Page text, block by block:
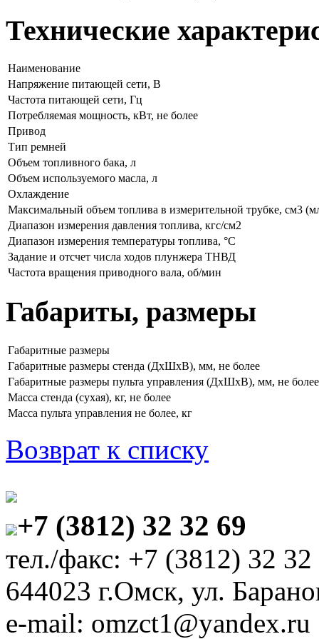
Технические
Наименование
Напряжение питающей сети, В
Частота питающей сети, Гц
Потребляемая мощность, кВт, не более
Привод
Тип ремней
Объем топливного бака, л
Объем используемого масла, л
Охлаждение
Максимальный объем топлива в измерительной трубке, см3
Диапазон измерения давления топлива, кгс/см2
Диапазон измерения температуры топлива, °С
Задание и отсчет числа ходов плунжера ТНВД
Частота вращения приводного вала, об/мин
Габариты, размеры
Габаритные размеры
Габаритные размеры стенда (ДхШхВ), мм, не более
Габаритные размеры пульта управления (ДхШхВ), мм, не более
Масса стенда (сухая), кг, не более
Масса пульта управления не более, кг
Возврат к списку
+7 (3812) 32 32 69
тел./факс: +7 (3812) 32 32
644023 г.Омск, ул.
e-mail: omzct1@yandex.ru